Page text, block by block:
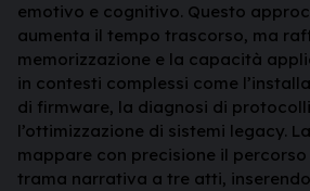
emotivo e cognitivo. Questo
aumenta il tempo trascorso, ma
memorizzazione e la capacità
in contesti complessi come
di firmware, la diagnosi di
l’ottimizzazione di sistemi legacy.
mappare con precisione il
trama narrativa a tre atti,